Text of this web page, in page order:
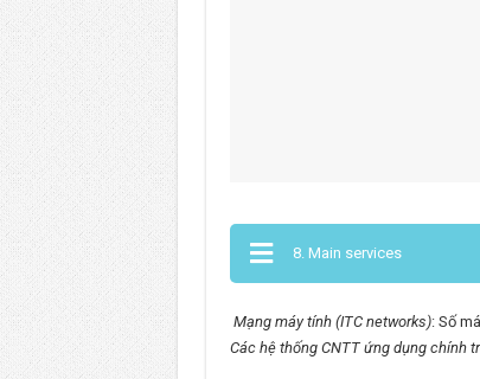
8. Main services
Mạng máy tính (ITC networks): Số
Các hệ thống CNTT ứng dụng chính